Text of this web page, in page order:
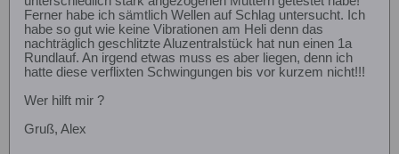
Ferner habe ich sämtlich Wellen auf Schlag untersucht. Ich
habe so gut wie keine Vibrationen am Heli denn das
nachträglich geschlitzte Aluzentralstück hat nun einen 1a
Rundlauf. An irgend etwas muss es aber liegen, denn ich
hatte diese verflixten Schwingungen bis vor kurzem nicht!!!
Wer hilft mir ?
Gruß, Alex